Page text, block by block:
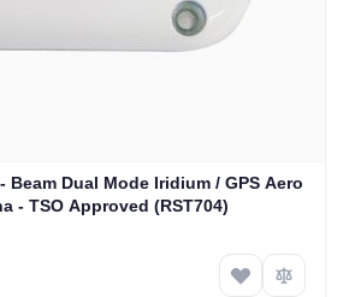
- Beam Dual Mode Iridium / GPS Aero
- TSO Approved (RST704)